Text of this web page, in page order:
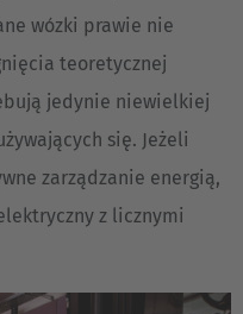
wózki prawie nie
teoretycznej
jedynie niewielkiej
się. Jeżeli
zarządzanie energią,
z licznymi